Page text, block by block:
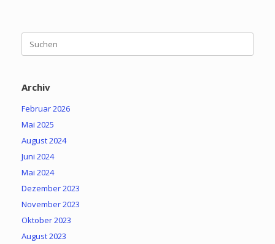
nach:
Archiv
Februar 2026
Mai 2025
August 2024
Juni 2024
Mai 2024
Dezember 2023
November 2023
Oktober 2023
August 2023